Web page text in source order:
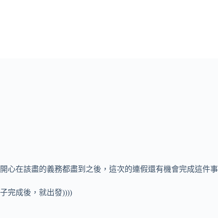
心在該盡的義務都盡到之後，這次的連假還有機會完成這件
完成後，就出發))))